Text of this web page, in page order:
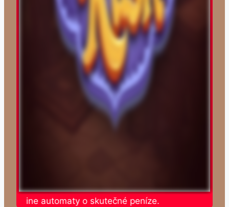
automaty o skutečné peníze.